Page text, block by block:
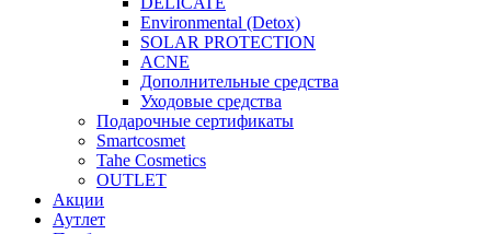
Environmental (Detox)
SOLAR PROTECTION
АCNE
Дополнительные средства
Уходовые средства
Подарочные сертификаты
Smartcosmet
Tahe Cosmetics
OUTLET
Акции
Аутлет